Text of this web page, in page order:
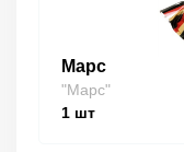
Марс
"Марс"
1 шт